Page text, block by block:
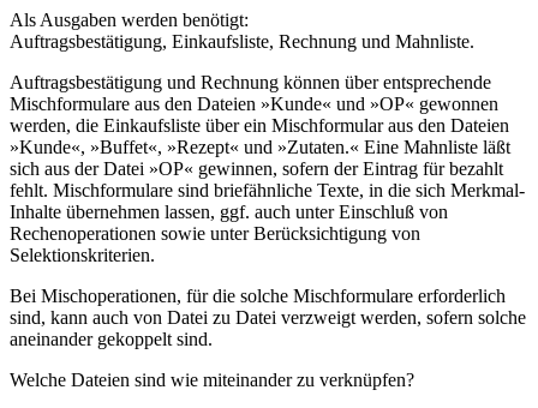
Als Ausgaben werden benötigt:
Auftragsbestätigung, Einkaufsliste, Rechnung und Mahnliste.
Auftragsbestätigung und Rechnung können über entsprechende
Mischformulare aus den Dateien »Kunde« und »OP« gewonnen
werden, die Einkaufsliste über ein Mischformular aus den Dateien
»Kunde«, »Buffet«, »Rezept« und »Zutaten.« Eine Mahnliste läßt
sich aus der Datei »OP« gewinnen, sofern der Eintrag für bezahlt
fehlt. Mischformulare sind briefähnliche Texte, in die sich Merkmal-
Inhalte übernehmen lassen, ggf. auch unter Einschluß von
Rechenoperationen sowie unter Berücksichtigung von
Selektionskriterien.
Bei Mischoperationen, für die solche Mischformulare erforderlich
sind, kann auch von Datei zu Datei verzweigt werden, sofern solche
aneinander gekoppelt sind.
Welche Dateien sind wie miteinander zu verknüpfen?